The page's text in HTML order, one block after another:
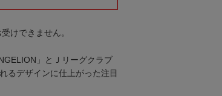
けできません。
」とＪリーグクラブ
るデザインに仕上がった注目